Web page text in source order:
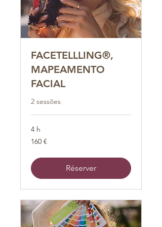
FACETELLLING®,
MAPEAMENTO
FACIAL
2 sessões
4 h
160
euros
160 €
Réserver